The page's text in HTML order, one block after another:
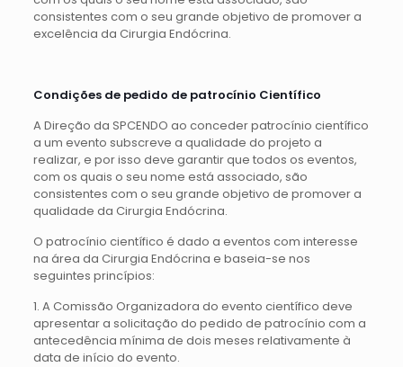
consistentes com o seu grande objetivo de promover a
excelência da Cirurgia Endócrina.
Condições de pedido de patrocínio Científico
A Direção da SPCENDO ao conceder patrocínio científico
a um evento subscreve a qualidade do projeto a
realizar, e por isso deve garantir que todos os eventos,
com os quais o seu nome está associado, são
consistentes com o seu grande objetivo de promover a
qualidade da Cirurgia Endócrina.
O patrocínio científico é dado a eventos com interesse
na área da Cirurgia Endócrina e baseia-se nos
seguintes princípios:
1. A Comissão Organizadora do evento científico deve
apresentar a solicitação do pedido de patrocínio com a
antecedência mínima de dois meses relativamente à
data de início do evento.